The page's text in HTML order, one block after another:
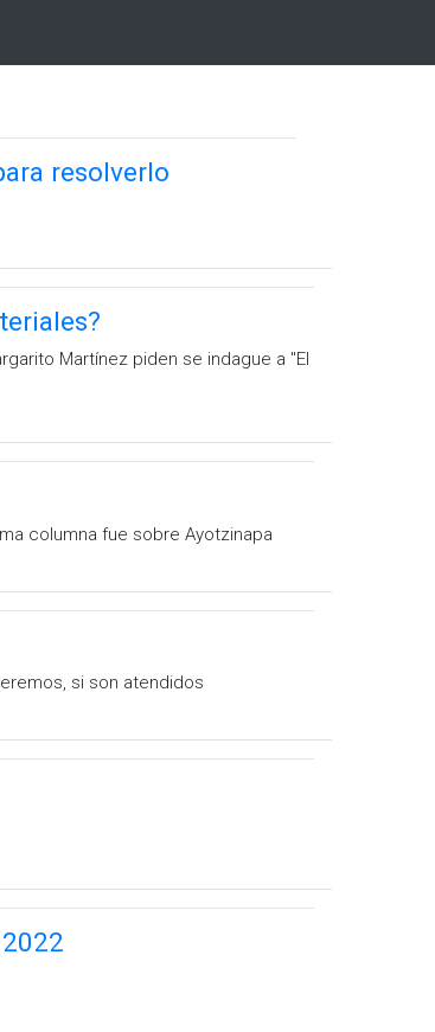
resolverlo
Martínez piden se indague a ''El
columna fue sobre Ayotzinapa
si son atendidos